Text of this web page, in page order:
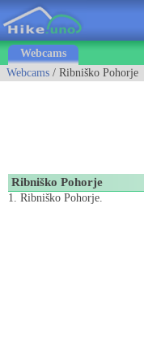
Webcams
Webcams / Ribniško Pohorje
Ribniško Pohorje
1. Ribniško Pohorje.